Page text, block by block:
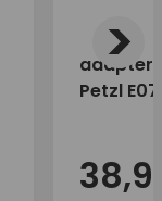
adapter
Petzl
>